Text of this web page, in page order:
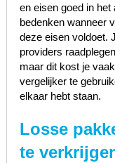
en eisen goed in
bedenken wanneer
deze eisen voldoet.
providers
maar dit kost je
vergelijker te
elkaar hebt staan.
Losse
te